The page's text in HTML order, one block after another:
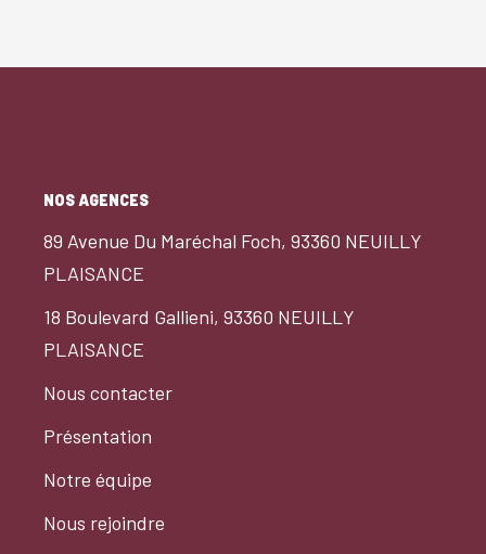
NOS AGENCES
89 Avenue Du Maréchal Foch, 93360 NEUILLY
PLAISANCE
18 Boulevard Gallieni, 93360 NEUILLY
PLAISANCE
Nous contacter
Présentation
Notre équipe
Nous rejoindre